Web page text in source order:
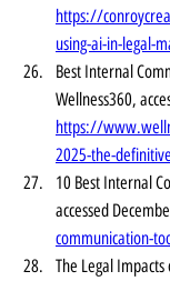
https://
using-ai-in-legal-
Best Internal
Wellness360,
https://
2025-the-
10 Best Internal
accessed
communication-
The Legal